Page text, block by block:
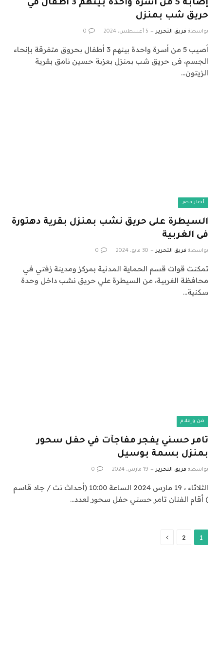
إصابة 5 من أسرة واحدة بينهم 3 أطفال في
حريق شب بمنزل
بواسطة فريق التحرير 5 أغسطس، 2024 0
أصيب 5 من أسرة واحدة بينهم 3 أطفال بحروق متفرقة بإنحاء
الجسم، فى حريق شب بمنزل بعزبة حسين نامق بقرية
الزيتون…
أخبار مصر
السيطرة على حريق نشب بمنزل بقرية دهتورة
فى الغربية
بواسطة فريق التحرير 30 مايو، 2024 0
تمكنت قوات قسم الحماية المدنية بمركز ومدينة زفتي في
محافظة الغربية، من السيطرة علي حريق نشب داخل وحدة
سكنية…
فن وإعلام
تامر حسني يفجر مفاجآت في حفل سحور
بمنزل بسمة بوسيل
بواسطة فريق التحرير 19 مارس، 2024 0
الثلاثاء ، 19 مارس 2024 الساعة 10:00 (أحداث نت / جاد قاسم
) أقام الفنان تامر حسني حفل سحور لعدد…
1
2 التالي